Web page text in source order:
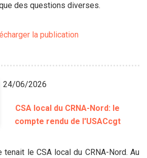
des questions diverses.
la publication
24/06/2026
CSA local du CRNA-Nord: le
compte rendu de l'USACcgt
le CSA local du CRNA-Nord. Au